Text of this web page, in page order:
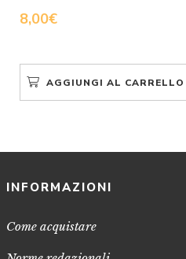
8,00€
AGGIUNGI AL CARRELLO
INFORMAZIONI
Come acquistare